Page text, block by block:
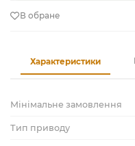
В обране
Характеристики
Мінімальне замовлення
Тип приводу